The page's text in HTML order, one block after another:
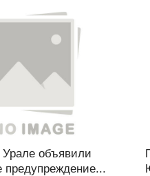
объявили
предупреждение...